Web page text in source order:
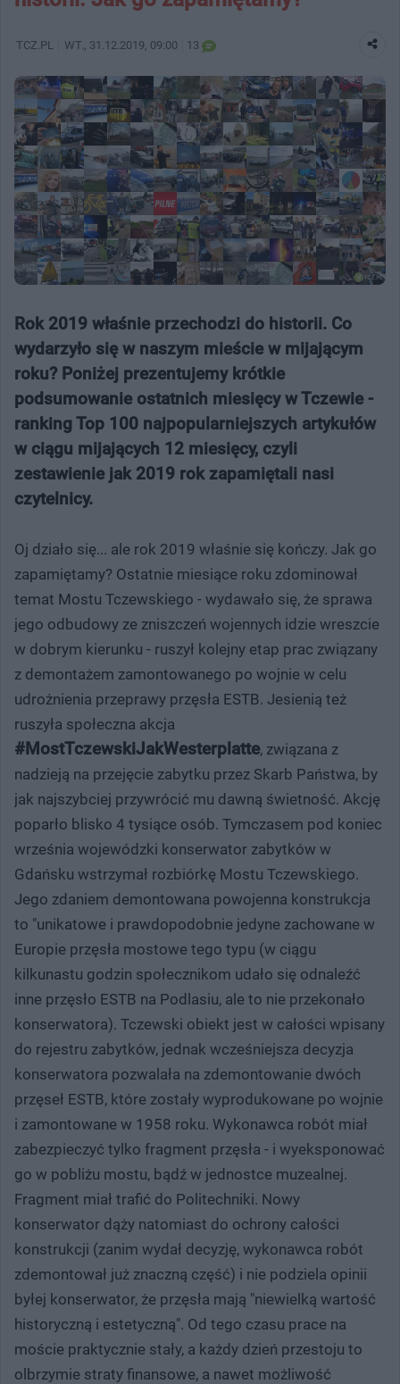
TCZ.PL WT. , 31.12.2019, 09:00 13
Rok 2019 właśnie przechodzi do historii. Co
wydarzyło się w naszym mieście w mijającym
roku? Poniżej prezentujemy krótkie
podsumowanie ostatnich miesięcy w Tczewie -
ranking Top 100 najpopularniejszych artykułów
w ciągu mijających 12 miesięcy, czyli
zestawienie jak 2019 rok zapamiętali nasi
czytelnicy.
Oj działo się... ale rok 2019 właśnie się kończy. Jak go
zapamiętamy? Ostatnie miesiące roku zdominował
temat Mostu Tczewskiego - wydawało się, że sprawa
jego odbudowy ze zniszczeń wojennych idzie wreszcie
w dobrym kierunku - ruszył kolejny etap prac związany
z demontażem zamontowanego po wojnie w celu
udrożnienia przeprawy przęsła ESTB. Jesienią też
ruszyła społeczna akcja
#MostTczewskiJakWesterplatte, związana z
nadzieją na przejęcie zabytku przez Skarb Państwa, by
jak najszybciej przywrócić mu dawną świetność. Akcję
poparło blisko 4 tysiące osób. Tymczasem pod koniec
września wojewódzki konserwator zabytków w
Gdańsku wstrzymał rozbiórkę Mostu Tczewskiego.
Jego zdaniem demontowana powojenna konstrukcja
to "unikatowe i prawdopodobnie jedyne zachowane w
Europie przęsła mostowe tego typu (w ciągu
kilkunastu godzin społecznikom udało się odnaleźć
inne przęsło ESTB na Podlasiu, ale to nie przekonało
konserwatora). Tczewski obiekt jest w całości wpisany
do rejestru zabytków, jednak wcześniejsza decyzja
konserwatora pozwalała na zdemontowanie dwóch
przęseł ESTB, które zostały wyprodukowane po wojnie
i zamontowane w 1958 roku. Wykonawca robót miał
zabezpieczyć tylko fragment przęsła - i wyeksponować
go w pobliżu mostu, bądź w jednostce muzealnej.
Fragment miał trafić do Politechniki. Nowy
konserwator dąży natomiast do ochrony całości
konstrukcji (zanim wydał decyzję, wykonawca robót
zdemontował już znaczną część) i nie podziela opinii
byłej konserwator, że przęsła mają "niewielką wartość
historyczną i estetyczną". Od tego czasu prace na
moście praktycznie stały, a każdy dzień przestoju to
olbrzymie straty finansowe, a nawet możliwość